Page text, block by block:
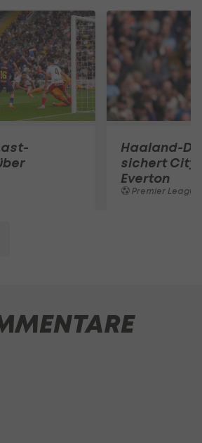
Haaland-
sichert City
Everton
Premier League